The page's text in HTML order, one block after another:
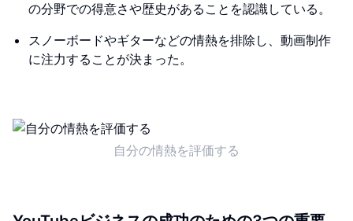
の分野での得意さや歴史があることを認識している。
スノーボードやギターなどの情熱を排除し、動画制作
に注力することが決まった。
自分の情熱を評価する